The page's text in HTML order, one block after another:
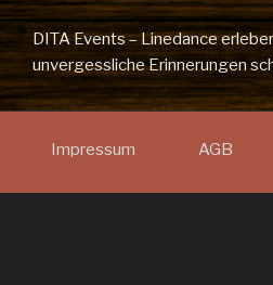
DITA Events – Linedance
unvergessliche Erinnerungen
Impressum AGB